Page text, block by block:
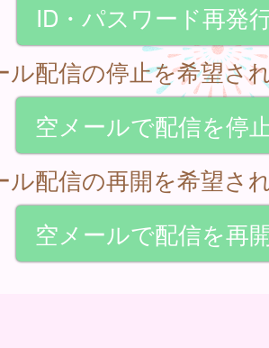
ID・パスワード再発
ル配信の停止を希望さ
空メールで配信を停
ル配信の再開を希望さ
空メールで配信を再